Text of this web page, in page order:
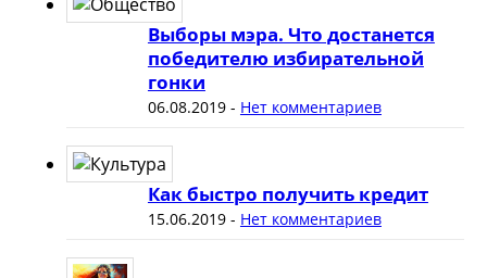
Выборы мэра. Что достанется
победителю избирательной
гонки
06.08.2019- Нет комментариев
Как быстро получить кредит
15.06.2019- Нет комментариев